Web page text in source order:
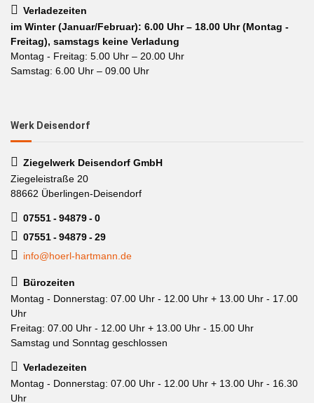
Verladezeiten
im Winter (Januar/Februar): 6.00 Uhr – 18.00 Uhr (Montag -
Freitag), samstags keine Verladung
Montag - Freitag: 5.00 Uhr – 20.00 Uhr
Samstag: 6.00 Uhr – 09.00 Uhr
Werk Deisendorf
Ziegelwerk Deisendorf GmbH
Ziegeleistraße 20
88662 Überlingen-Deisendorf
07551 - 94879 - 0
07551 - 94879 - 29
info@hoerl-hartmann.de
Bürozeiten
Montag - Donnerstag: 07.00 Uhr - 12.00 Uhr + 13.00 Uhr - 17.00
Uhr
Freitag: 07.00 Uhr - 12.00 Uhr + 13.00 Uhr - 15.00 Uhr
Samstag und Sonntag geschlossen
Verladezeiten
Montag - Donnerstag: 07.00 Uhr - 12.00 Uhr + 13.00 Uhr - 16.30
Uhr